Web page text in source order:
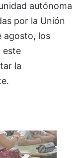
autónoma
por la Unión
agosto, los
este
la